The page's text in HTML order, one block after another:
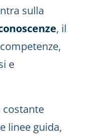
sulla
, il
e
linee guida,